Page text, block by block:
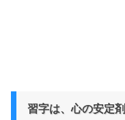
習字は、心の安定剤